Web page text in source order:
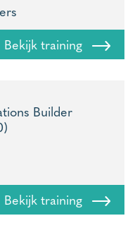
Bekijk training
Builder
Bekijk training